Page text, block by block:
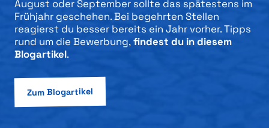
August oder September sollte das spätestens im
Frühjahr geschehen. Bei begehrten Stellen
reagierst du besser bereits ein Jahr vorher. Tipps
rund um die Bewerbung,findest du in diesem
Blogartikel.
Zum Blogartikel